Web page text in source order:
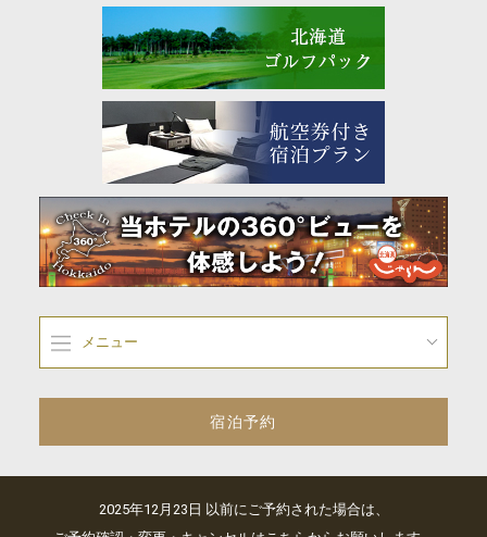
メニュー
宿泊予約
2025年12月23日 以前にご予約された場合は、